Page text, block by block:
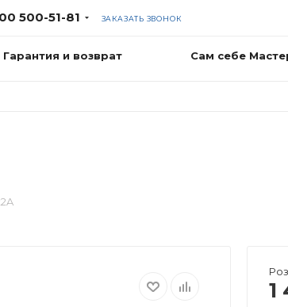
500-51-81 ЗАКАЗАТЬ ЗВОНОК
Гарантия и возврат Сам себе
1